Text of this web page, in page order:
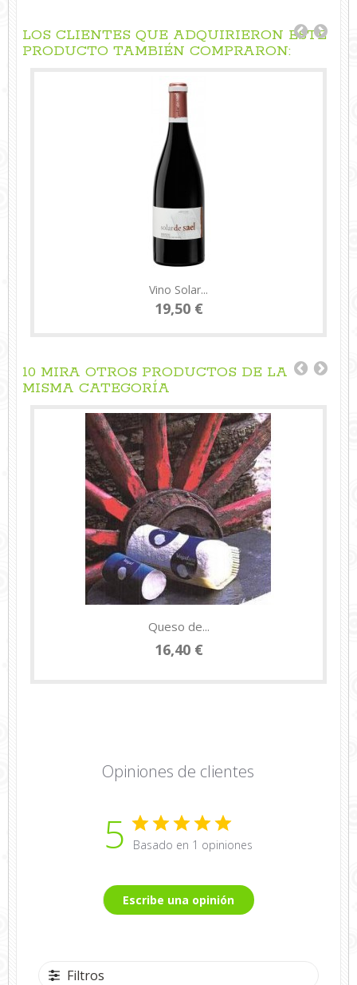
LOS CLIENTES QUE ADQUIRIERON ESTE
PRODUCTO TAMBIÉN COMPRARON:
Vino Solar...
19,50 €
10 MIRA OTROS PRODUCTOS DE LA
MISMA CATEGORÍA
Queso de...
16,40 €
Opiniones de clientes
5 Basado en 1 opiniones
Escribe una opinión
Filtros